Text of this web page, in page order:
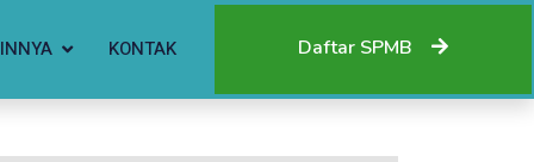
KONTAK Daftar SPMB